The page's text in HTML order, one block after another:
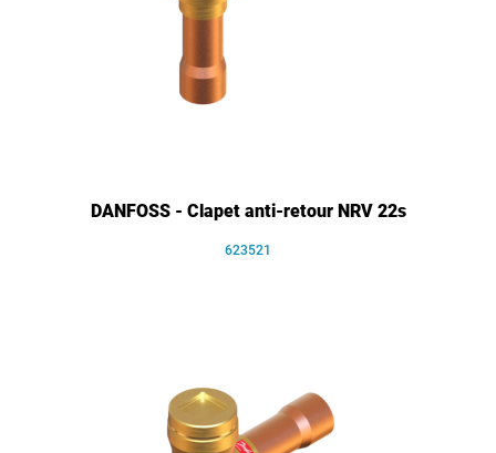
DANFOSS - Clapet anti-retour NRV 22s
623521